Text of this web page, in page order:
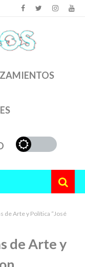
de Arte y Política “José
de Arte y